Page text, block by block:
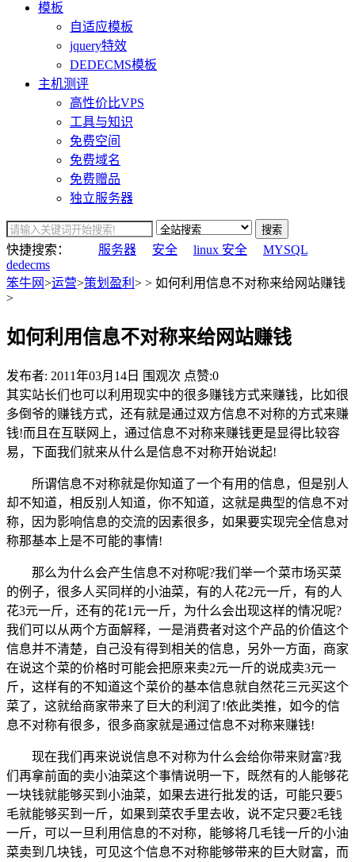
模板
自适应模板
jquery特效
DEDECMS模板
主机测评
高性价比VPS
工具与知识
免费空间
免费域名
免费赠品
独立服务器
搜索
快捷搜索： 服务器 安全 linux 安全
MYSQL
dedecms
笨牛网>运营>策划盈利 > > 如何利用信息不对称来给网站赚钱
>
如何利用信息不对称来给网站赚钱
发布者: 2011年03月14日 围观次 点赞:0
其实站长们也可以利用现实中的很多赚钱方式来赚钱，比如很
多倒爷的赚钱方式，还有就是通过双方信息不对称的方式来赚
钱!而且在互联网上，通过信息不对称来赚钱更是显得比较容
易，下面我们就来从什么是信息不对称开始说起!
所谓信息不对称就是你知道了一个有用的信息，但是别人
却不知道，相反别人知道，你不知道，这就是典型的信息不对
称，因为影响信息的交流的因素很多，如果要实现完全信息对
称那基本上是不可能的事情!
那么为什么会产生信息不对称呢?我们举一个菜市场买菜
的例子，很多人买同样的小油菜，有的人花2元一斤，有的人
花3元一斤，还有的花1元一斤，为什么会出现这样的情况呢?
我们可以从两个方面解释，一是消费者对这个产品的价值这个
信息并不清楚，自己没有得到相关的信息，另外一方面，商家
在说这个菜的价格时可能会把原来卖2元一斤的说成卖3元一
斤，这样有的不知道这个菜价的基本信息就自然花三元买这个
菜了，这就给商家带来了巨大的利润了!依此类推，如今的信
息不对称有很多，很多商家就是通过信息不对称来赚钱!
现在我们再来说说信息不对称为什么会给你带来财富?我
们再拿前面的卖小油菜这个事情说明一下，既然有的人能够花
一块钱就能够买到小油菜，如果去进行批发的话，可能只要5
毛就能够买到一斤，如果到菜农手里去收，说不定只要2毛钱
一斤，可以一旦利用信息的不对称，能够将几毛钱一斤的小油
菜卖到几块钱，可见这个信息不对称能够带来的巨大财富，而